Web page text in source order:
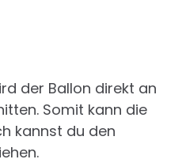
der Ballon direkt an
Somit kann die
kannst du den